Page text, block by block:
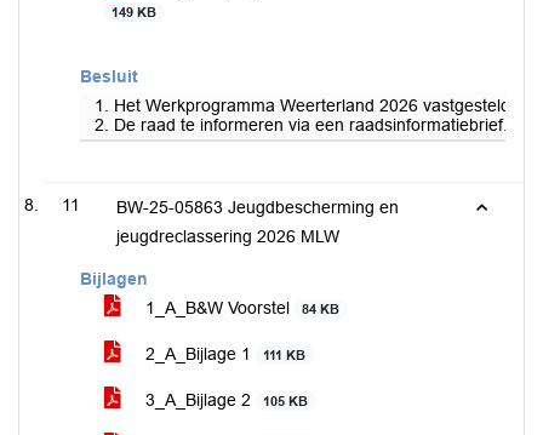
149 KB
Besluit
1. Het Werkprogramma Weerterland 2026 vastgesteld;
2. De raad te informeren via een raadsinformatiebrief.
11
BW-25-05863 Jeugdbescherming en
jeugdreclassering 2026 MLW
Bijlagen
1_A_B&W Voorstel
84 KB
2_A_Bijlage 1 111 KB
3_A_Bijlage 2 105 KB